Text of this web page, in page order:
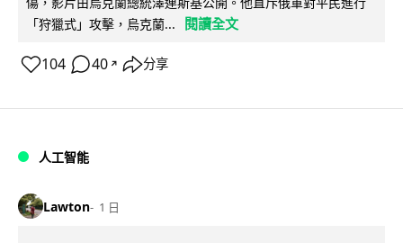
「狩獵式」攻擊，烏克蘭...
閱讀全文
104 40 ↗ 分享
人工智能
Lawton 1 日